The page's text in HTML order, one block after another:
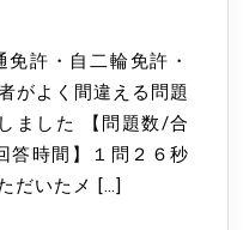
許・自二輪免許・
がよく間違える問題
ました 【問題数/合
答時間】１問２６秒
だいたメ […]